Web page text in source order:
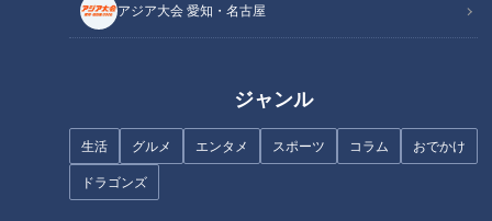
アジア大会 愛知・名古屋
ジャンル
生活 グルメ エンタメ スポーツ コラム おでかけ
ドラゴンズ
岐阜に美味しい焼肉店が勢揃い
「養老焼肉街道」の厳選5店
全裸の若者を身代わりにして厄
払い！？死ぬほど過酷で参加者